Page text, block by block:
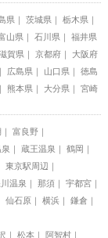
県 茨城県
栃木県
山県 石川県
福井県
賀県 京都府
大阪府
広島県 山口県
徳島
熊本県 大分県
宮崎
富良野
蔵王温泉
鶴岡
東京駅周辺
温泉 那須
宇都宮
仙石原 横浜
鎌倉
松本
阿智村